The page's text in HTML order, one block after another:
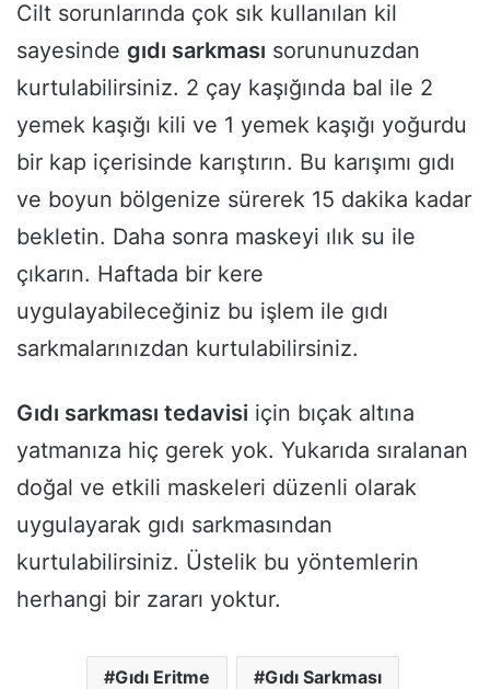
Cilt sorunlarında çok sık kullanılan kil
sayesinde gıdı sarkması sorununuzdan
kurtulabilirsiniz. 2 çay kaşığında bal ile 2
yemek kaşığı kili ve 1 yemek kaşığı yoğurdu
bir kap içerisinde karıştırın. Bu karışımı gıdı
ve boyun bölgenize sürerek 15 dakika kadar
bekletin. Daha sonra maskeyi ılık su ile
çıkarın. Haftada bir kere
uygulayabileceğiniz bu işlem ile gıdı
sarkmalarınızdan kurtulabilirsiniz.
Gıdı sarkması tedavisi için bıçak altına
yatmanıza hiç gerek yok. Yukarıda sıralanan
doğal ve etkili maskeleri düzenli olarak
uygulayarak gıdı sarkmasından
kurtulabilirsiniz. Üstelik bu yöntemlerin
herhangi bir zararı yoktur.
Gıdı Eritme Gıdı Sarkması